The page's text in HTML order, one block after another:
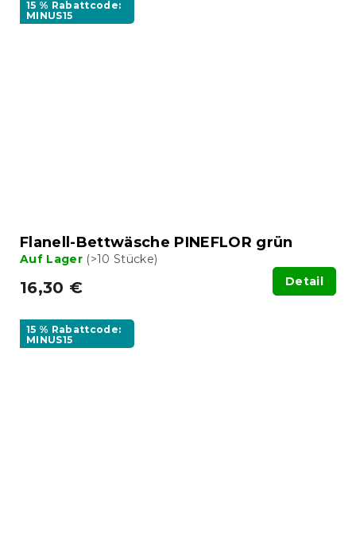
15 % Rabattcode:
MINUS15
Flanell-Bettwäsche PINEFLOR grün
Auf Lager (>10 Stücke)
16,30 € Detail
15 % Rabattcode:
MINUS15